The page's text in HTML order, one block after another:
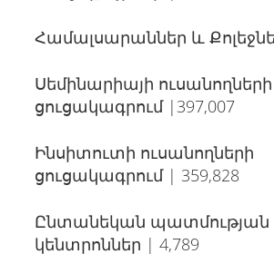
Համալսարաններ և
Սեմինարիայի ուսանողների
ցուցակագրում |397,007
Ինսիտուտի ուսանողների
ցուցակագրում | 359,828
Ընտանեկան պատմության
կենտրոններ | 4,789